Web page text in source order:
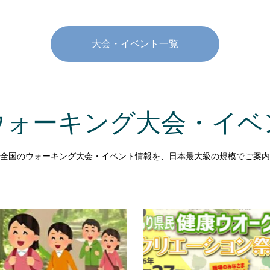
大会・イベント一覧
ーキング大会・イ
全国のウォーキング大会・イベント情報を、日本最大級の規模でご案内